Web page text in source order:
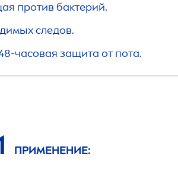
против бактерий.
следов.
часовая защита от пота.
ПРИМЕНЕНИЕ: